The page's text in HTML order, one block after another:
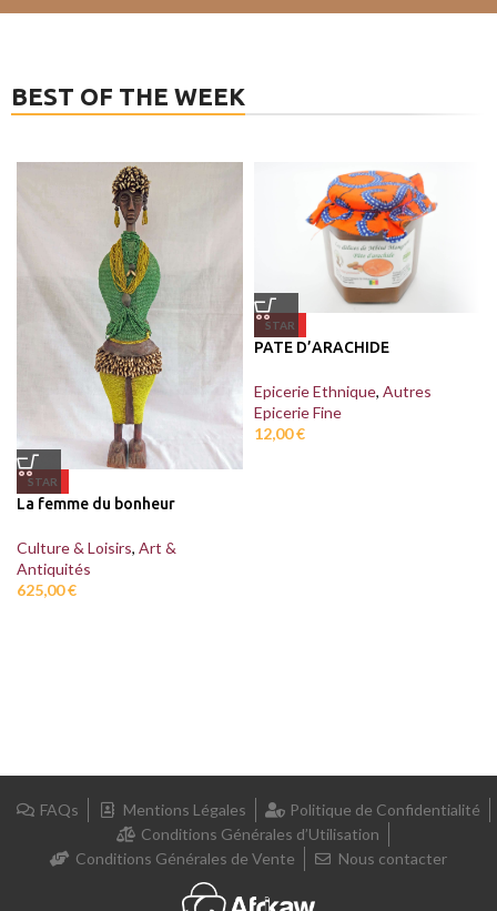
BEST OF THE WEEK
STAR
La femme du bonheur
Culture & Loisirs, Art &
Antiquités
625,00€
STAR
PATE D’ARACHIDE
Epicerie Ethnique, Autres
Epicerie Fine
12,00€
FAQs Mentions Légales
Politique de Confidentialité
Conditions Générales d’Utilisation
Conditions Générales de Vente
Nous contacter